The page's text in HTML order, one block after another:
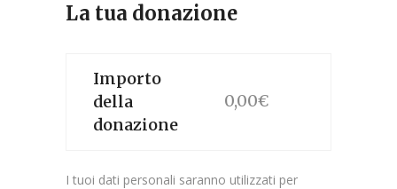
La tua donazione
Importo
della
donazione
0,00€
I tuoi dati personali saranno utilizzati per